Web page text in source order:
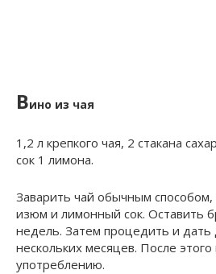
Вино из чая
1,2 л крепкого чая, 2 стакана
сок 1 лимона.
Заварить чай обычным способом,
изюм и лимонный сок. Оставить
недель. Затем процедить и дать
нескольких месяцев. После этого
употреблению.